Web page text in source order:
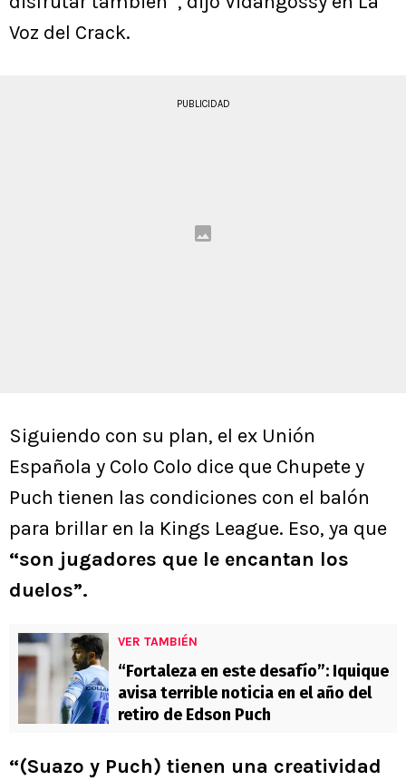
Voz del Crack.
PUBLICIDAD
Siguiendo con su plan, el ex Unión
Española y Colo Colo dice que Chupete y
Puch tienen las condiciones con el balón
para brillar en la Kings League. Eso, ya que
“son jugadores que le encantan los
duelos”.
VER TAMBIÉN
“Fortaleza en este desafío”: Iquique
avisa terrible noticia en el año del
retiro de Edson Puch
“(Suazo y Puch) tienen una creatividad